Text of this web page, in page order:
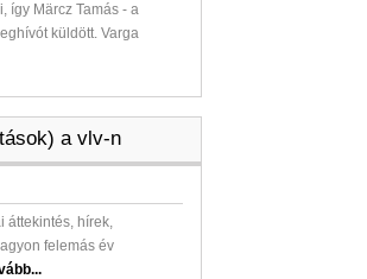
így Märcz Tamás - a
küldött. Varga
a vlv-n
hírek,
felemás év